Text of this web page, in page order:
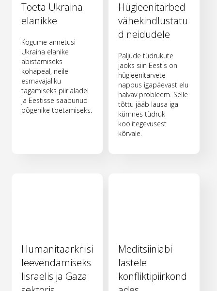
Toeta Ukraina
elanikke
Kogume annetusi
Ukraina elanike
abistamiseks
kohapeal, neile
esmavajaliku
tagamiseks piirialadel
ja Eestisse saabunud
põgenike toetamiseks.
Hügieenitarbed
vähekindlustatu
d neidudele
Paljude tüdrukute
jaoks siin Eestis on
hügieenitarvete
nappus igapäevast elu
halvav probleem. Selle
tõttu jääb lausa iga
kümnes tüdruk
koolitegevusest
kõrvale.
Humanitaarkriisi
leevendamiseks
Iisraelis ja Gaza
Meditsiiniabi
lastele
konfliktipiirkond